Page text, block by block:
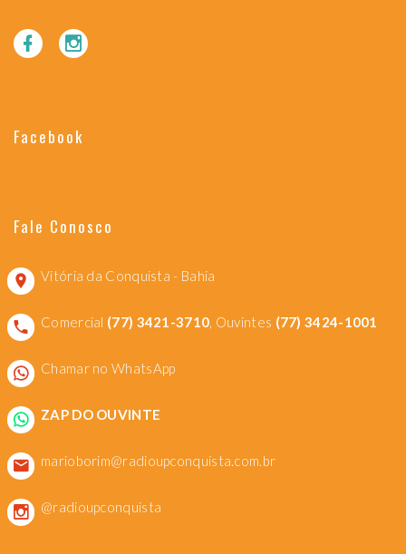
Facebook
Fale Conosco
Vitória da Conquista - Bahia
Comercial (77) 3421-3710 , Ouvintes (77) 3424-1001
Chamar no WhatsApp
ZAP DO OUVINTE
marioborim@radioupconquista.com.br
@radioupconquista